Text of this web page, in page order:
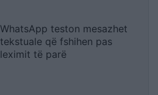
WhatsApp teston mesazhet
tekstuale që fshihen pas
leximit të parë